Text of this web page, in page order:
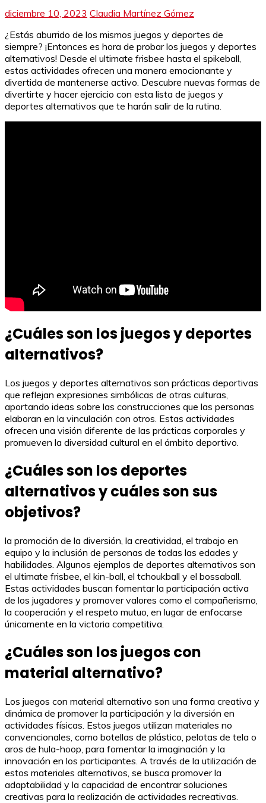
diciembre 10, 2023 Claudia Martínez Gómez
¿Estás aburrido de los mismos juegos y deportes de
siempre? ¡Entonces es hora de probar los juegos y deportes
alternativos! Desde el ultimate frisbee hasta el spikeball,
estas actividades ofrecen una manera emocionante y
divertida de mantenerse activo. Descubre nuevas formas de
divertirte y hacer ejercicio con esta lista de juegos y
deportes alternativos que te harán salir de la rutina.
¿Cuáles son los juegos y deportes
alternativos?
Los juegos y deportes alternativos son prácticas deportivas
que reflejan expresiones simbólicas de otras culturas,
aportando ideas sobre las construcciones que las personas
elaboran en la vinculación con otros. Estas actividades
ofrecen una visión diferente de las prácticas corporales y
promueven la diversidad cultural en el ámbito deportivo.
¿Cuáles son los deportes
alternativos y cuáles son sus
objetivos?
la promoción de la diversión, la creatividad, el trabajo en
equipo y la inclusión de personas de todas las edades y
habilidades. Algunos ejemplos de deportes alternativos son
el ultimate frisbee, el kin-ball, el tchoukball y el bossaball.
Estas actividades buscan fomentar la participación activa
de los jugadores y promover valores como el compañerismo,
la cooperación y el respeto mutuo, en lugar de enfocarse
únicamente en la victoria competitiva.
¿Cuáles son los juegos con
material alternativo?
Los juegos con material alternativo son una forma creativa y
dinámica de promover la participación y la diversión en
actividades físicas. Estos juegos utilizan materiales no
convencionales, como botellas de plástico, pelotas de tela o
aros de hula-hoop, para fomentar la imaginación y la
innovación en los participantes. A través de la utilización de
estos materiales alternativos, se busca promover la
adaptabilidad y la capacidad de encontrar soluciones
creativas para la realización de actividades recreativas.